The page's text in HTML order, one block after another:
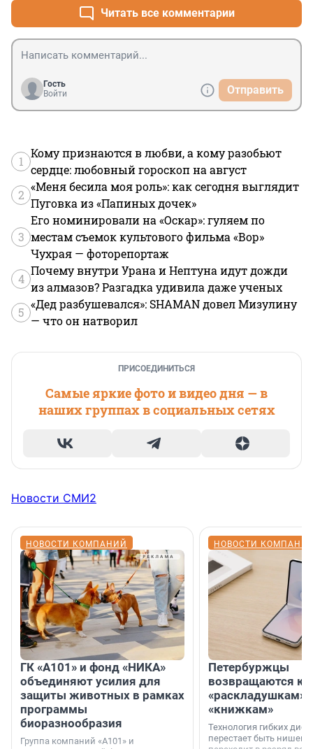
Идиотизм на марше. Испанцы, вперёд, а то мы до сих
пор думаем, что это Испания всех в 1918-м году
заразила своим гриппом, а не американцы, которые
это сделали.
Читать все комментарии
Гость
Войти
Отправить
1
Кому признаются в любви, а кому разобьют
сердце: любовный гороскоп на август
2
«Меня бесила моя роль»: как сегодня выглядит
Пуговка из «Папиных дочек»
3
Его номинировали на «Оскар»: гуляем по
местам съемок культового фильма «Вор»
Чухрая — фоторепортаж
4
Почему внутри Урана и Нептуна идут дожди
из алмазов? Разгадка удивила даже ученых
5
«Дед разбушевался»: SHAMAN довел Мизулину
— что он натворил
ПРИСОЕДИНИТЬСЯ
Самые яркие фото и видео дня — в
наших группах в социальных сетях
Новости СМИ2
НОВОСТИ КОМПАНИЙ
ГК «А101» и фонд «НИКА»
объединяют усилия для
защиты животных в рамках
программы
биоразнообразия
Группа компаний «А101» и
НОВОСТИ
Петербуржцы
возвращаются к
«раскладушкам»
«книжкам»
Технология гибких
перестает быть